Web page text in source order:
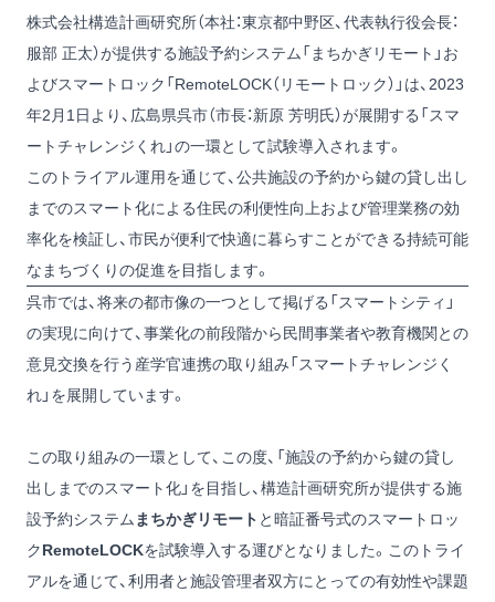
株式会社構造計画研究所（本社：東京都中野区、代表執行役会長：
服部 正太）が提供する施設予約システム「まちかぎリモート」お
よびスマートロック「RemoteLOCK（リモートロック）」は、2023
年2月1日より、広島県呉市（市長：新原 芳明氏）が展開する「スマ
ートチャレンジくれ」の一環として試験導入されます。
このトライアル運用を通じて、公共施設の予約から鍵の貸し出し
までのスマート化による住民の利便性向上および管理業務の効
率化を検証し、市民が便利で快適に暮らすことができる持続可能
なまちづくりの促進を目指します。
呉市では、将来の都市像の一つとして掲げる「スマートシティ」
の実現に向けて、事業化の前段階から民間事業者や教育機関との
意見交換を行う産学官連携の取り組み「スマートチャレンジく
れ」を展開しています。
この取り組みの一環として、この度、「施設の予約から鍵の貸し
出しまでのスマート化」を目指し、構造計画研究所が提供する施
設予約システムまちかぎリモート と暗証番号式のスマートロッ
クRemoteLOCKを試験導入する運びとなりました。このトライ
アルを通じて、利用者と施設管理者双方にとっての有効性や課題